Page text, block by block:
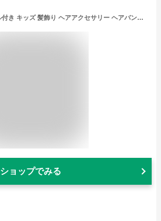
カチューシャ パール付き キッズ 髪飾り ヘアアクセサリー ヘアバンド レース リボン 全4色 子供 子ども ティアラ 花冠 飾り 女の子 おしゃれ かわいい 結婚式 発表会 誕生日 プレゼント 送料無料
ショップでみる